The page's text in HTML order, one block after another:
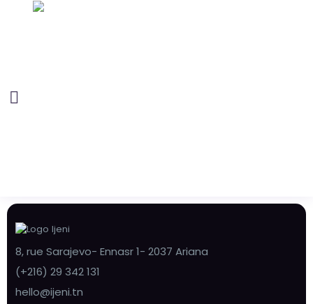
8, rue Sarajevo- Ennasr 1- 2037 Ariana
(+216) 29 342 131
hello@ijeni.tn